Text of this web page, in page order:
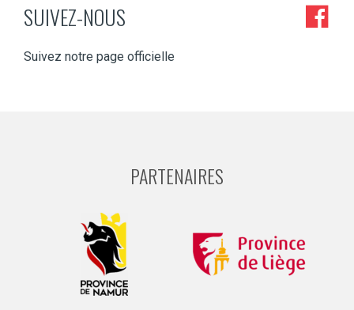
SUIVEZ-NOUS
Suivez notre page officielle
PARTENAIRES